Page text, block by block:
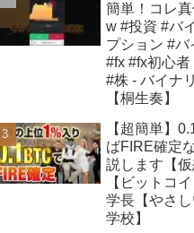
簡単！コレ
w #投資 #バ
プション #バ
#fx #fx初心
#株 - バイナ
【桐生奏】
【超簡単】
ばFIRE確定
説します【仮
【ビットコ
学長【やさ
学校】